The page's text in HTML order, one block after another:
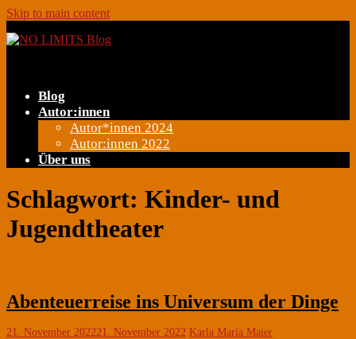
Skip to main content
Blog
Autor:innen
Autor*innen 2024
Autor:innen 2022
Über uns
Schlagwort: Kinder- und
Jugendtheater
Abenteuerreise ins Universum der Dinge
21. November 202221. November 2022 Karla Maria Maier